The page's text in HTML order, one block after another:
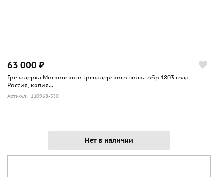
63 000 ₽
Гренадерка Московского гренадерского полка обр.1803 года.
Россия, копия...
Артикул: 110968-530
Нет в наличии